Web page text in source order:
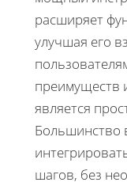
расширяет
улучшая его
преимуществ
является
Большинство
шагов, без